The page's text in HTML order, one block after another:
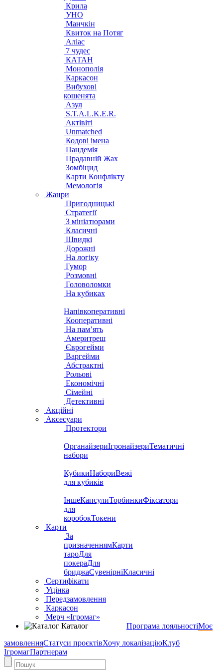
Крила
УНО
Манчкін
Квиток на Потяг
Аліас
7 чудес
КАТАН
Монополія
Каркасон
Вибухові
кошенята
Азул
S.T.A.L.K.E.R.
Актівіті
Unmatched
Кодові імена
Пандемія
Прадавній Жах
Зомбіцид
Карти Конфлікту
Мемологія
Жанри
Пригодницькі
Стратегії
З мініатюрами
Класичні
Швидкі
Дорожні
На логіку
Гумор
Розмовні
Головоломки
На кубиках
Напівкоперативні
Кооперативні
На пам’ять
Америтреш
Єврогейми
Варгейми
Абстрактні
Рольові
Економічні
Сімейні
Детективні
Акційні
Аксесуари
Протектори
ОрганайзериІгронайзериТематичні
набори
КубикиНабориВежі
для кубиків
ІншеКапсулиТорбинкиФіксатори
для
коробокТокени
Карти
За
призначеннямКарти
тароДля
покераДля
бриджаСувенірніКласичні
Сертифікати
Уцінка
Передзамовлення
Каркасон
Мерч «Ігромаг»
Каталог
Програма лояльностіМоє
замовленняСтатуси проєктівХочу локалізаціюКлуб
ІгромагПартнерам